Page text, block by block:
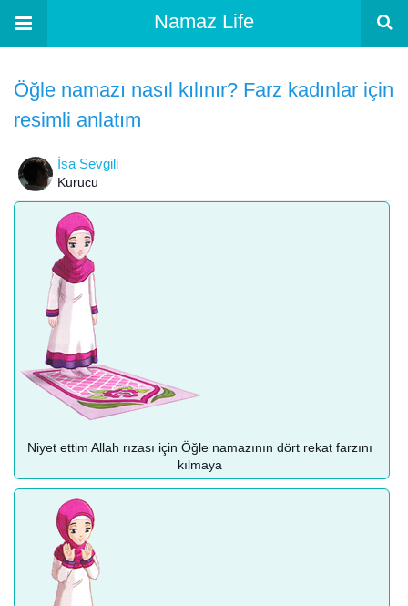
Namaz Life
Öğle namazı nasıl kılınır? Farz kadınlar için
resimli anlatım
İsa Sevgili
Kurucu
Niyet ettim Allah rızası için Öğle namazının dört rekat farzını
kılmaya